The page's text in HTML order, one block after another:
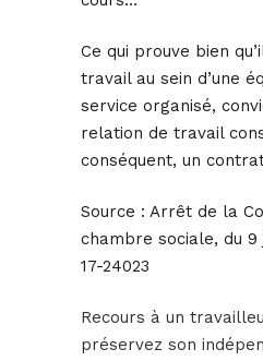
Ce qui prouve bien
travail au sein d’une
service organisé,
relation de travail
conséquent, un
Source : Arrêt de la
chambre sociale, du 9
17-24023
Recours à un
préservez son